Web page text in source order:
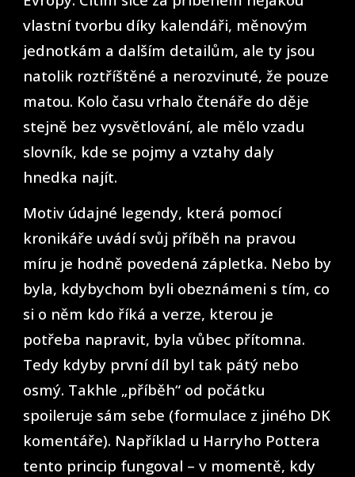
vlastní tvorbu díky kalendáři, měnovým
jednotkám a dalším detailům, ale ty jsou
natolik roztříštěné a nerozvinuté, že pouze
matou. Kolo času vrhalo čtenáře do děje
stejně bez vysvětlování, ale mělo vzadu
slovník, kde se pojmy a vztahy daly
hnedka najít.
Motiv údajné legendy, která pomocí
kronikáře uvádí svůj příběh na pravou
míru je hodně povedená zápletka. Nebo by
byla, kdybychom byli obeznámeni s tím, co
si o něm kdo říká a verze, kterou je
potřeba napravit, byla vůbec přítomna.
Tedy kdyby první díl byl tak pátý nebo
osmý. Takhle „příběh“ od počátku
spoileruje sám sebe (formulace z jiného DK
komentáře). Například u Harryho Pottera
tento princip fungoval – v momentě, kdy